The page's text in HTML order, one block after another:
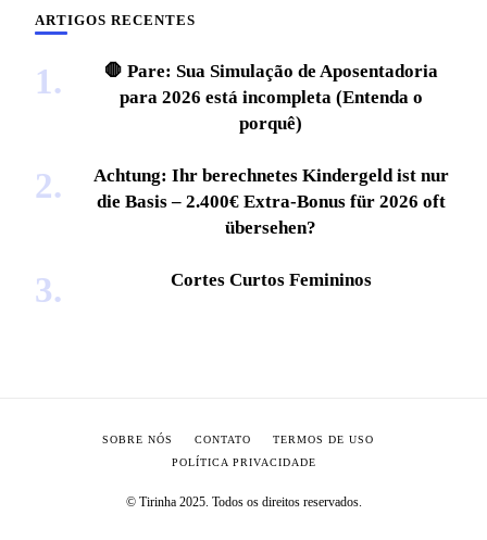
ARTIGOS RECENTES
🛑 Pare: Sua Simulação de Aposentadoria
para 2026 está incompleta (Entenda o
porquê)
Achtung: Ihr berechnetes Kindergeld ist nur
die Basis – 2.400€ Extra-Bonus für 2026 oft
übersehen?
Cortes Curtos Femininos
© Tirinha 2025. Todos os direitos reservados.
SOBRE NÓS CONTATO
TERMOS DE USO
POLÍTICA PRIVACIDADE